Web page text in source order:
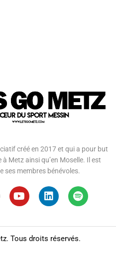
créé en 2017 et qui a pour but
Metz ainsi qu’en Moselle. Il est
ses membres bénévoles.
Tous droits réservés.